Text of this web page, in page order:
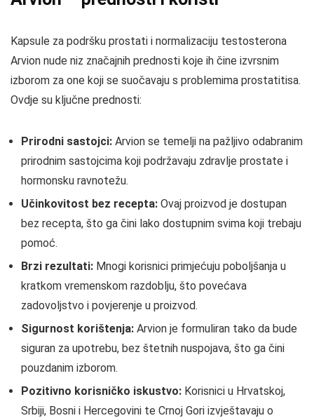
Kapsule za podršku prostati i normalizaciju testosterona
Arvion nude niz značajnih prednosti koje ih čine izvrsnim
izborom za one koji se suočavaju s problemima prostatitisa.
Ovdje su ključne prednosti:
Prirodni sastojci: Arvion se temelji na pažljivo odabranim
prirodnim sastojcima koji podržavaju zdravlje prostate i
hormonsku ravnotežu.
Učinkovitost bez recepta: Ovaj proizvod je dostupan
bez recepta, što ga čini lako dostupnim svima koji trebaju
pomoć.
Brzi rezultati: Mnogi korisnici primjećuju poboljšanja u
kratkom vremenskom razdoblju, što povećava
zadovoljstvo i povjerenje u proizvod.
Sigurnost korištenja: Arvion je formuliran tako da bude
siguran za upotrebu, bez štetnih nuspojava, što ga čini
pouzdanim izborom.
Pozitivno korisničko iskustvo: Korisnici u Hrvatskoj,
Srbiji, Bosni i Hercegovini te Crnoj Gori izvještavaju o